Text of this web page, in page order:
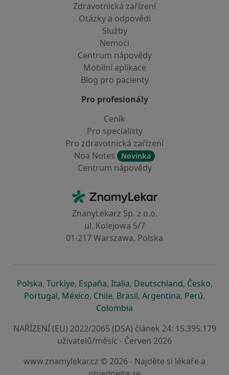
Zdravotnická zařízení
Otázky a odpovědi
Služby
Nemoci
Centrum nápovědy
Mobilní aplikace
Blog pro pacienty
Pro profesionály
Ceník
Pro specialisty
Pro zdravotnická zařízení
Noa Notes
Novinka
Centrum nápovědy
ZnamyLekar - Hlavní stránka
ZnanyLekarz Sp. z o.o.
ul. Kolejowa 5/7
01-217 Warszawa, Polska
Polskase otevře v nové záložce
, Türkiyese otevře v nové záložce
, Españase otevře v nové záložce
, Italiase otevře v nové záložce
, Deutschlandse otevře v
, Českose
,
Portugalse otevře v nové záložce
, Méxicose otevře v nové záložce
, Chilese otevře v nové záložce
, Brasilse otevře v nové
, Argentinase otevře v
, Perúse
,
Colombia
NAŘÍZENÍ (EU) 2022/2065 (DSA) článek 24: 15.395.179
uživatelů/měsíc - Červen 2026
www.znamylekar.cz © 2026 - Najděte si lékaře a